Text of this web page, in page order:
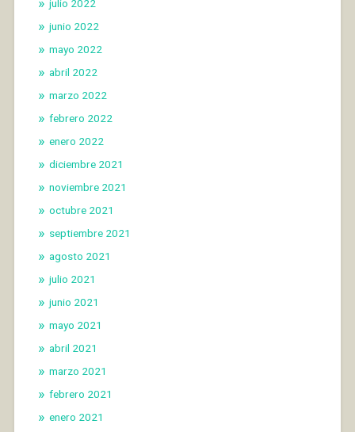
julio 2022
junio 2022
mayo 2022
abril 2022
marzo 2022
febrero 2022
enero 2022
diciembre 2021
noviembre 2021
octubre 2021
septiembre 2021
agosto 2021
julio 2021
junio 2021
mayo 2021
abril 2021
marzo 2021
febrero 2021
enero 2021